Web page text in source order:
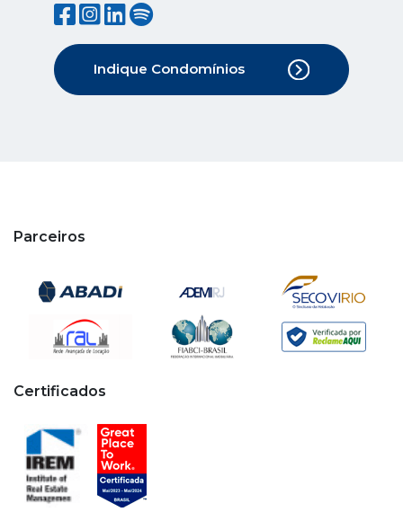
Indique Condomínios
Parceiros
Certificados